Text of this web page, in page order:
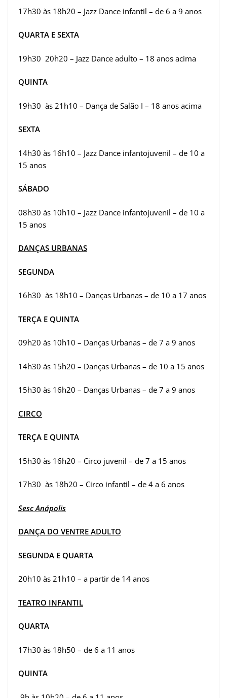
17h30 às 18h20 – Jazz Dance infantil – de 6 a 9 anos
QUARTA E SEXTA
19h30 20h20 – Jazz Dance adulto – 18 anos acima
QUINTA
19h30 às 21h10 – Dança de Salão I – 18 anos acima
SEXTA
14h30 às 16h10 – Jazz Dance infantojuvenil – de 10 a
15 anos
SÁBADO
08h30 às 10h10 – Jazz Dance infantojuvenil – de 10 a
15 anos
DANÇAS URBANAS
SEGUNDA
16h30 às 18h10 – Danças Urbanas – de 10 a 17 anos
TERÇA E QUINTA
09h20 às 10h10 – Danças Urbanas – de 7 a 9 anos
14h30 às 15h20 – Danças Urbanas – de 10 a 15 anos
15h30 às 16h20 – Danças Urbanas – de 7 a 9 anos
CIRCO
TERÇA E QUINTA
15h30 às 16h20 – Circo juvenil – de 7 a 15 anos
17h30 às 18h20 – Circo infantil – de 4 a 6 anos
Sesc Anápolis
DANÇA DO VENTRE ADULTO
SEGUNDA E QUARTA
20h10 às 21h10 – a partir de 14 anos
TEATRO INFANTIL
QUARTA
17h30 às 18h50 – de 6 a 11 anos
QUINTA